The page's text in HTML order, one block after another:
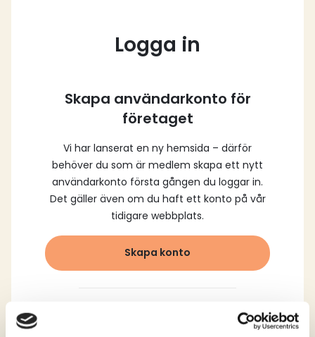
Logga in
Skapa användarkonto för
företaget
Vi har lanserat en ny hemsida – därför
behöver du som är medlem skapa ett nytt
användarkonto första gången du loggar in.
Det gäller även om du haft ett konto på vår
tidigare webbplats.
Skapa konto